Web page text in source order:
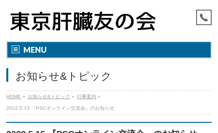
MENU
お知らせ&トピック
HOME » お知らせ&トピック » 行事案内 »
2022.5.15 『PSCオンライン交流会』のお知らせ